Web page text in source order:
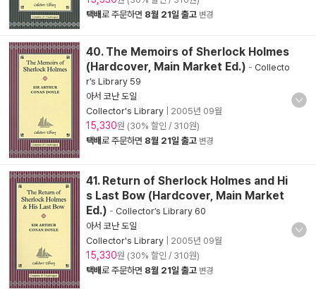
택배로 주문하면 8월 21일 출고 변경
40. The Memoirs of Sherlock Holmes
(Hardcover, Main Market Ed.) - Collecto
r’s Library 59
아서 코난 도일
Collector's Library
2005년 09월
15,330원 (30% 할인 / 310원)
택배로 주문하면 8월 21일 출고 변경
41. Return of Sherlock Holmes and Hi
s Last Bow (Hardcover, Main Market
Ed.) - Collector’s Library 60
아서 코난 도일
Collector's Library
2005년 09월
15,330원 (30% 할인 / 310원)
택배로 주문하면 8월 21일 출고 변경